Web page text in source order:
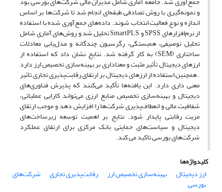
و نمونه‌گیری با روش تصادفی طبقه‌ای انجام شد تا شرکت‌ها بر اساس
اندازه و نوع فعالیت انتخاب شوند. داده‌های جمع‌آوری شده با استفاده
از نرم‌افزارهای SPSS و SmartPLS تحلیل شد و روش‌های آماری شامل
تحلیل توصیفی، همبستگی، رگرسیون چندگانه و مدل‌یابی معادلات
ساختاری (SEM) به کار گرفته شد. نتایج نشان داد که استفاده از
ارزهای دیجیتال تأثیر مثبت و معناداری بر بهینه‌سازی تخصیص ارز دارد
. همچنین استفاده از ارزهای دیجیتال بر ارتقای رقابت‌پذیری تجاری تاثیر
معنی داری دارد. این یافته‌ها تأکید می‌کنند که پذیرش فناوری‌های
دیجیتال و بهینه‌سازی تخصیص منابع ارزی می‌تواند کارایی عملیاتی،
شفافیت مالی و انعطاف‌پذیری شرکت‌ها را افزایش دهد و موجب ارتقای
مزیت رقابتی پایدار شود. نتایج بر اهمیت توسعه زیرساخت‌های
دیجیتال و سیاست‌های حمایتی بانک مرکزی برای ارتقای عملکرد
شرکت‌های بورسی تاکید می کند.
کلیدواژه‌ها
ارز دیجیتال
بهینه‌سازی تخصیص ارز رقابت‌پذیری تجاری شرکت‌های
بورسی